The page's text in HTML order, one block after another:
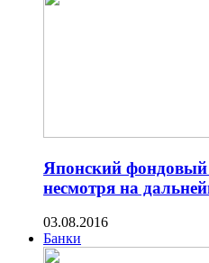
Японский фондовый
несмотря на
03.08.2016
Банки